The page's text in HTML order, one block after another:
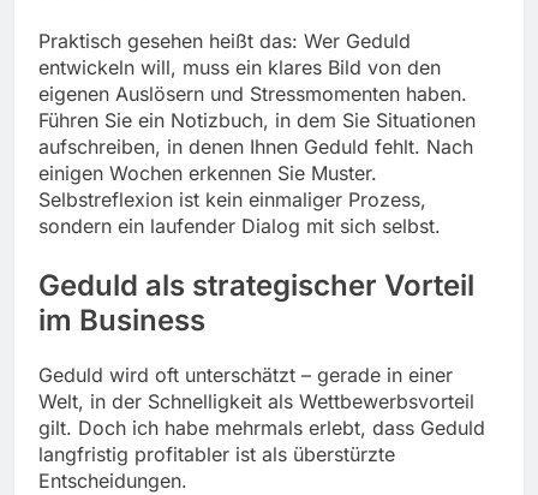
Praktisch gesehen heißt das: Wer Geduld
entwickeln will, muss ein klares Bild von den
eigenen Auslösern und Stressmomenten haben.
Führen Sie ein Notizbuch, in dem Sie Situationen
aufschreiben, in denen Ihnen Geduld fehlt. Nach
einigen Wochen erkennen Sie Muster.
Selbstreflexion ist kein einmaliger Prozess,
sondern ein laufender Dialog mit sich selbst.
Geduld als strategischer Vorteil
im Business
Geduld wird oft unterschätzt – gerade in einer
Welt, in der Schnelligkeit als Wettbewerbsvorteil
gilt. Doch ich habe mehrmals erlebt, dass Geduld
langfristig profitabler ist als überstürzte
Entscheidungen.